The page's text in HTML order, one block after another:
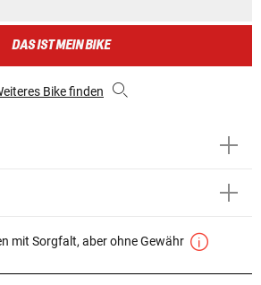
DAS IST MEIN BIKE
Bike finden
mit Sorgfalt, aber ohne Gewähr